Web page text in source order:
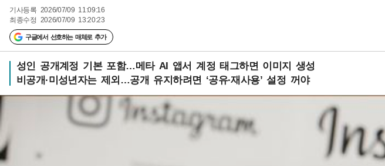
기사등록 2026/07/09 11:09:16
최종수정 2026/07/09 13:20:23
구글에서 선호하는 매체로 추가
성인 공개계정 기본 포함…메타 AI 앱서 계정 태그하면 이미지 생성
비공개·미성년자는 제외…공개 유지하려면 ‘공유·재사용’ 설정 꺼야